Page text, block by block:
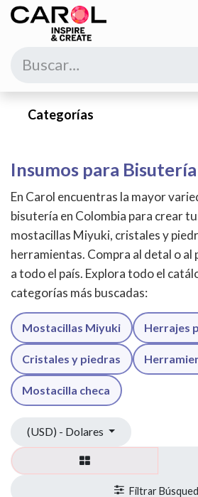
Ir al contenido
Categorías
Insumos para Bisutería
En Carol encuentras la mayor
bisutería en Colombia para crear
mostacillas Miyuki, cristales y
herramientas. Compra al detal o al
a todo el país. Explora todo el
categorías más buscadas:
Mostacillas Miyuki Herrajes
Cristales y piedras
Mostacilla checa
(USD) - Dolares